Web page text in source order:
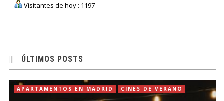
Visitantes de hoy : 1197
ÚLTIMOS POSTS
APARTAMENTOS EN MADRID CINES DE VERANO